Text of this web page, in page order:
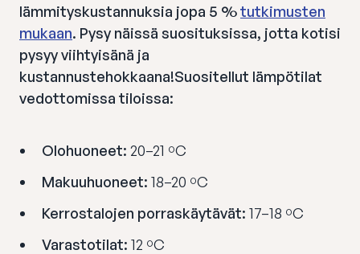
lämmityskustannuksia jopa 5 %tutkimusten
mukaan. Pysy näissä suosituksissa, jotta kotisi
pysyy viihtyisänä ja
kustannustehokkaana!Suositellut lämpötilat
vedottomissa tiloissa:
Olohuoneet: 20–21 ºC
Makuuhuoneet: 18–20 ºC
Kerrostalojen porraskäytävät: 17–18 ºC
Varastotilat: 12 ºC